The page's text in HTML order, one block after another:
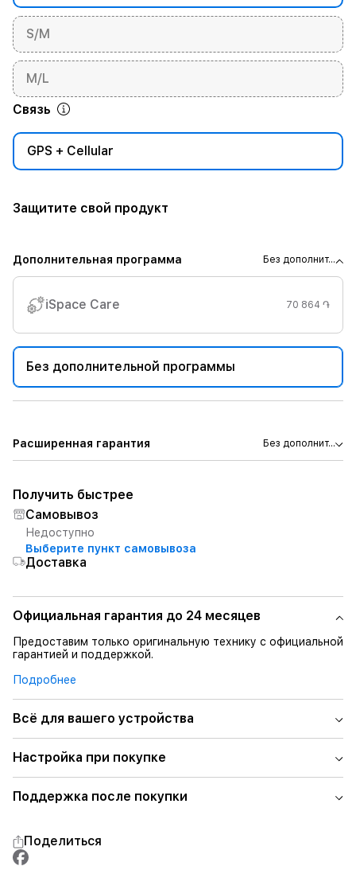
S/M
M/L
Связь
GPS + Cellular
Защитите свой продукт
Дополнительная программа Без дополнит...
iSpace Care 70 864 ֏
Без дополнительной программы
Расширенная гарантия Без дополнит...
Получить быстрее
Самовывоз
Недоступно
Выберите пункт самовывоза
Доставка
Официальная гарантия до 24 месяцев
Предоставим только оригинальную технику с официальной
гарантией и поддержкой.
Подробнее
Всё для вашего устройства
Настройка при покупке
Поддержка после покупки
Поделиться